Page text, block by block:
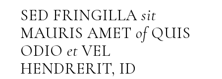
SED FRINGILLA sit
MAURIS AMET ofQUIS
ODIOet VEL
HENDRERIT, ID